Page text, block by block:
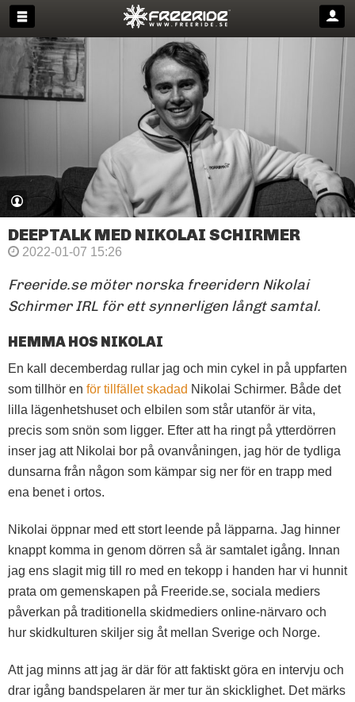
DEEPTALK MED NIKOLAI SCHIRMER
2022-01-07 15:26
Freeride.se möter norska freeridern Nikolai
Schirmer IRL för ett synnerligen långt samtal.
HEMMA HOS NIKOLAI
En kall decemberdag rullar jag och min cykel in på uppfarten
som tillhör en för tillfället skadad Nikolai Schirmer. Både det
lilla lägenhetshuset och elbilen som står utanför är vita,
precis som snön som ligger. Efter att ha ringt på ytterdörren
inser jag att Nikolai bor på ovanvåningen, jag hör de tydliga
dunsarna från någon som kämpar sig ner för en trapp med
ena benet i ortos.
Nikolai öppnar med ett stort leende på läpparna. Jag hinner
knappt komma in genom dörren så är samtalet igång. Innan
jag ens slagit mig till ro med en tekopp i handen har vi hunnit
prata om gemenskapen på Freeride.se, sociala mediers
påverkan på traditionella skidmediers online-närvaro och
hur skidkulturen skiljer sig åt mellan Sverige och Norge.
Att jag minns att jag är där för att faktiskt göra en intervju och
drar igång bandspelaren är mer tur än skicklighet. Det märks